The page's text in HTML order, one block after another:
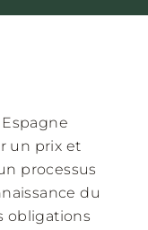
un prix et
processus
du
obligations